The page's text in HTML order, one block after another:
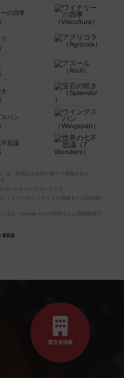
の四季
パン
思議
は、米国および他の国々で登録された
。
Inc.のサービスマークです。
インコーポレイテッドの商標または登録商
ゴは、Google Inc.の商標または登録商標で
運営者情報